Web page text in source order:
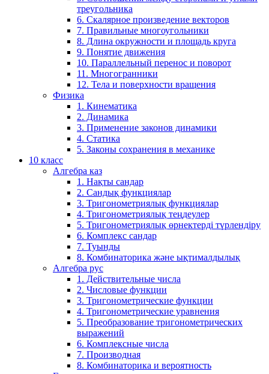
треугольника
6. Скалярное произведение векторов
7. Правильные многоугольники
8. Длина окружности и площадь круга
9. Понятие движения
10. Параллельный перенос и поворот
11. Многогранники
12. Тела и поверхности вращения
Физика
1. Кинематика
2. Динамика
3. Применение законов динамики
4. Статика
5. Законы сохранения в механике
10 класс
Алгебра каз
1. Нақты сандар
2. Сандық функциялар
3. Тригонометриялық функциялар
4. Тригонометриялық теңдеулер
5. Тригонометриялық өрнектерді түрлендіру
6. Комплекс сандар
7. Туынды
8. Комбинаторика және ықтималдылық
Алгебра рус
1. Действительные числа
2. Числовые функции
3. Тригонометрические функции
4. Тригонометрические уравнения
5. Преобразование тригонометрических
выражений
6. Комплексные числа
7. Производная
8. Комбинаторика и вероятность